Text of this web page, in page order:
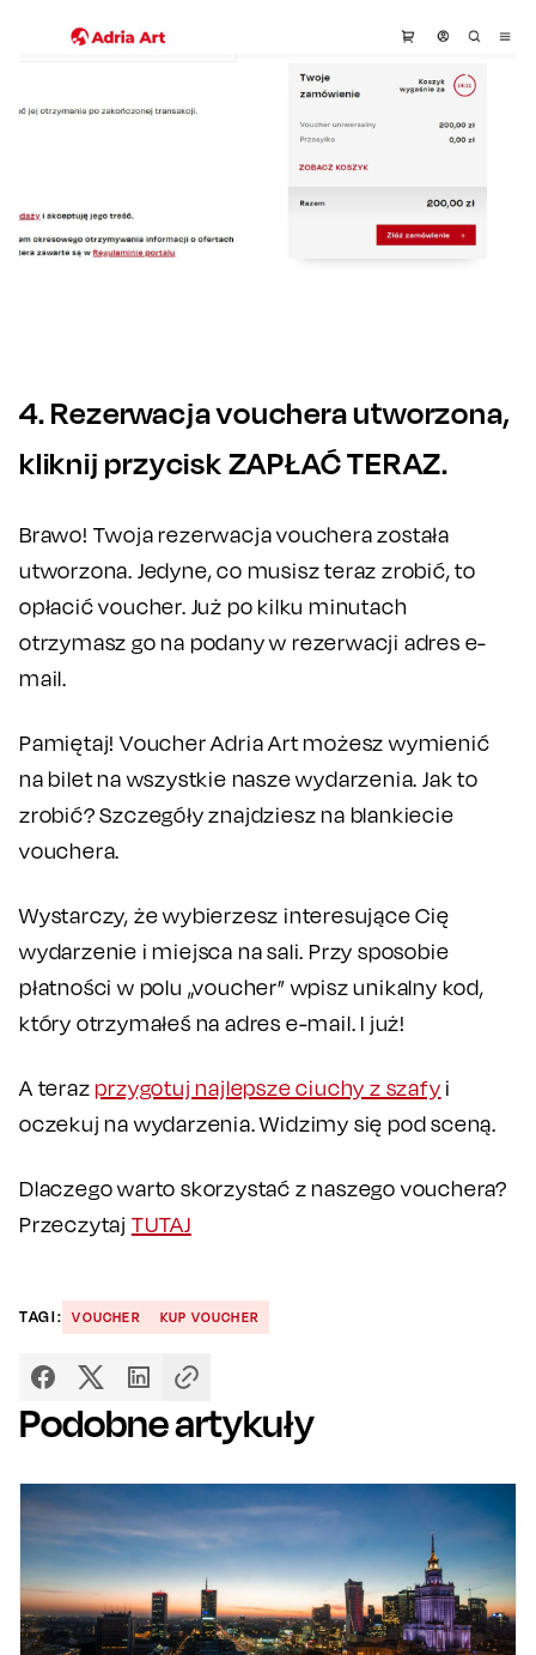
4. Rezerwacja vouchera utworzona,
kliknij przycisk ZAPŁAĆ TERAZ.
Brawo! Twoja rezerwacja vouchera została
utworzona. Jedyne, co musisz teraz zrobić, to
opłacić voucher. Już po kilku minutach
otrzymasz go na podany w rezerwacji adres e-
mail.
Pamiętaj! Voucher Adria Art możesz wymienić
na bilet na wszystkie nasze wydarzenia. Jak to
zrobić? Szczegóły znajdziesz na blankiecie
vouchera.
Wystarczy, że wybierzesz interesujące Cię
wydarzenie i miejsca na sali. Przy sposobie
płatności w polu „voucher” wpisz unikalny kod,
który otrzymałeś na adres e-mail. I już!
A teraz przygotuj najlepsze ciuchy z szafy i
oczekuj na wydarzenia. Widzimy się pod sceną.
Dlaczego warto skorzystać z naszego vouchera?
Przeczytaj TUTAJ
TAGI: VOUCHER KUP VOUCHER
Podobne artykuły